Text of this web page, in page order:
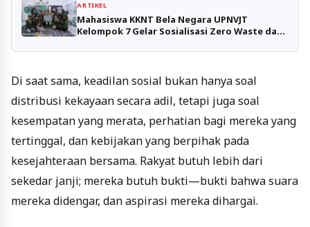
ARTIKEL
Mahasiswa KKNT Bela Negara UPNVJT
Kelompok 7 Gelar Sosialisasi Zero Waste dan
Di saat sama, keadilan sosial bukan hanya soal
distribusi kekayaan secara adil, tetapi juga soal
kesempatan yang merata, perhatian bagi mereka yang
tertinggal, dan kebijakan yang berpihak pada
kesejahteraan bersama. Rakyat butuh lebih dari
sekedar janji; mereka butuh bukti—bukti bahwa suara
mereka didengar, dan aspirasi mereka dihargai.